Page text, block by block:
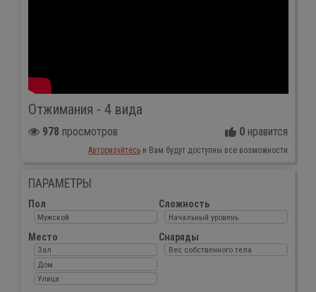
Отжимания - 4 вида
978 просмотров 0нравится
Авторизуйтесь и Вам будут доступны все возможности
ПАРАМЕТРЫ
Пол
Мужской
Место
Зал
Дом
Улица
Сложность
Начальный уровень
Снаряды
Вес собственного тела